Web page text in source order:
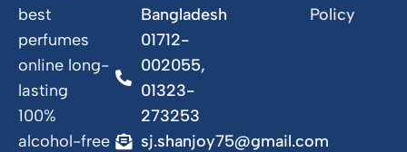
best
perfumes
online long-
lasting
100%
alcohol-free
Bangladesh
01712-
002055,
01323-
273253
sj.shanjoy75@gmail.com
Policy